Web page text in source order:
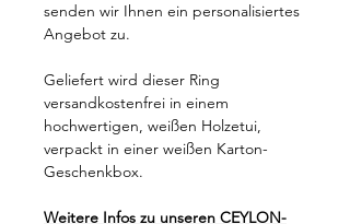
senden wir Ihnen ein personalisiertes
Angebot zu.
Geliefert wird dieser Ring
versandkostenfrei in einem
hochwertigen, weißen Holzetui,
verpackt in einer weißen Karton-
Geschenkbox.
Weitere Infos zu unseren CEYLON-